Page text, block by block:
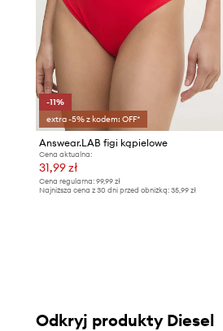
-11%
extra -5% z kodem: OFF*
Answear.LAB figi kąpielowe
Cena aktualna:
31,99 zł
Cena regularna: 99,99 zł
Najniższa cena z 30 dni przed obniżką: 35,99 zł
Odkryj produkty Diesel